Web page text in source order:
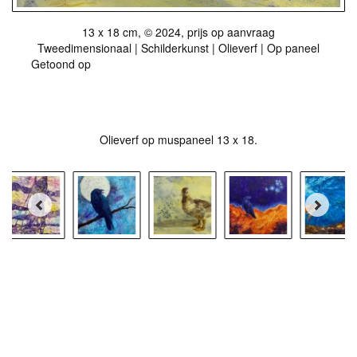
13 x 18 cm, © 2024, prijs op aanvraag
Tweedimensionaal | Schilderkunst | Olieverf | Op paneel
Getoond op
Olieverf op muspaneel 13 x 18.